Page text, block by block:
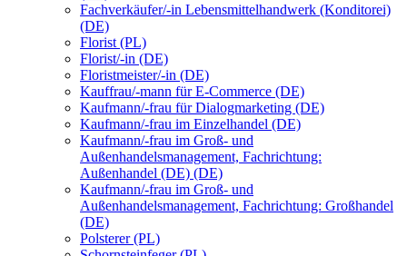
Fachverkäufer/-in Lebensmittelhandwerk (Konditorei)
(DE)
Florist (PL)
Florist/-in (DE)
Floristmeister/-in (DE)
Kauffrau/-mann für E-Commerce (DE)
Kaufmann/-frau für Dialogmarketing (DE)
Kaufmann/-frau im Einzelhandel (DE)
Kaufmann/-frau im Groß- und
Außenhandelsmanagement, Fachrichtung:
Außenhandel (DE) (DE)
Kaufmann/-frau im Groß- und
Außenhandelsmanagement, Fachrichtung: Großhandel
(DE)
Polsterer (PL)